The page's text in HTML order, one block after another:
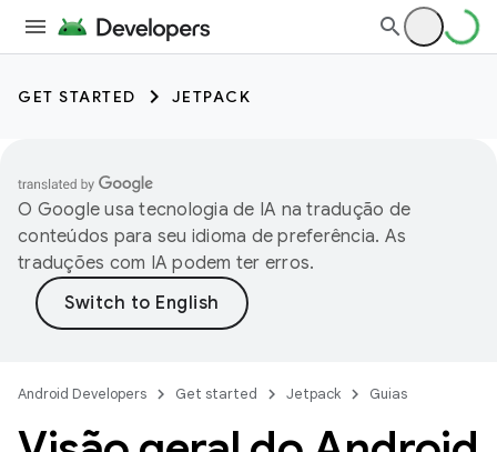
GET STARTED JETPACK
O Google usa tecnologia de IA na tradução de
conteúdos para seu idioma de preferência. As
traduções com IA podem ter erros.
Android Developers Get started Jetpack Guias